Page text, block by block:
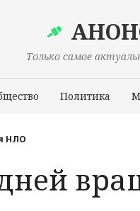
Только самое
Политика
НЛО